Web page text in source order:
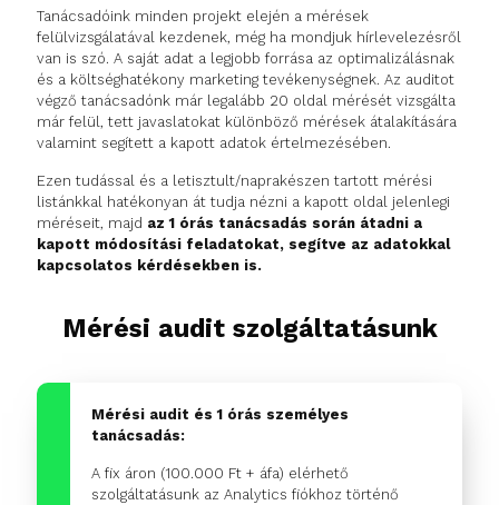
Tanácsadóink minden projekt elején a mérések
felülvizsgálatával kezdenek, még ha mondjuk hírlevelezésről
van is szó. A saját adat a legjobb forrása az optimalizálásnak
és a költséghatékony marketing tevékenységnek. Az auditot
végző tanácsadónk már legalább 20 oldal mérését vizsgálta
már felül, tett javaslatokat különböző mérések átalakítására
valamint segített a kapott adatok értelmezésében.
Ezen tudással és a letisztult/naprakészen tartott mérési
listánkkal hatékonyan át tudja nézni a kapott oldal jelenlegi
méréseit, majd az 1 órás tanácsadás során átadni a
kapott módosítási feladatokat, segítve az adatokkal
kapcsolatos kérdésekben is.
Mérési audit szolgáltatásunk
Mérési audit és 1 órás személyes
tanácsadás:
A fix áron (100.000 Ft + áfa) elérhető
szolgáltatásunk az Analytics fiókhoz történő